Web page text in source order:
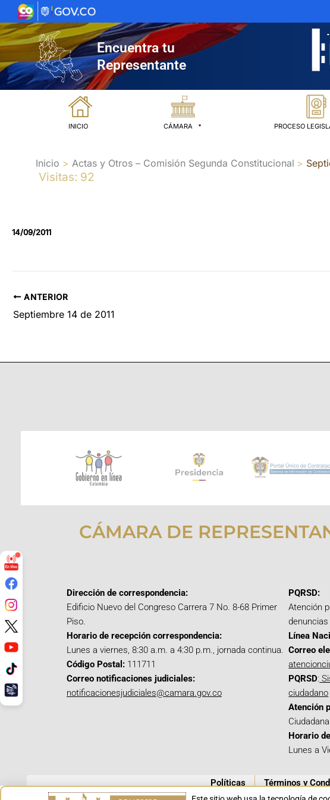
al
contenido
Encuentra tu
Representante
INICIO CÁMARA PROCESO
Inicio Actas y Otros – Comisión Segunda Constitucional
Visitas: 92
14/09/2011
ANTERIOR
Septiembre 14 de 2011
CÁMARA DE
Dirección de correspondencia:
Edificio Nuevo del Congreso Carrera 7 No. 8-68 Primer
Piso.
Horario de recepción correspondencia:
Lunes a viernes, 8:30 a.m. a 4:30 p.m., jornada continua.
Código Postal: 111711
Correo notificaciones judiciales:
notificacionesjudiciales@camara.gov.co
PQRSD:
Atención
denuncias
Línea
Correo
PQRSD:
ciudadano
Atención
Horario
Lunes a
Políticas Términos y